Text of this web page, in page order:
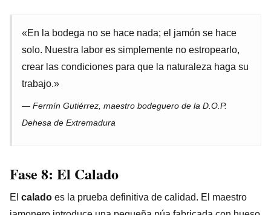
«En la bodega no se hace nada; el jamón se hace
solo. Nuestra labor es simplemente no estropearlo,
crear las condiciones para que la naturaleza haga su
trabajo.»
— Fermín Gutiérrez, maestro bodeguero de la D.O.P.
Dehesa de Extremadura
Fase 8: El Calado
El calado es la prueba definitiva de calidad. El maestro